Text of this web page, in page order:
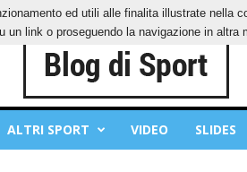
ALTRI SPORT VIDEO SLIDES
ed utili alle finalita illustrate nella
link o proseguendo la navigazione in